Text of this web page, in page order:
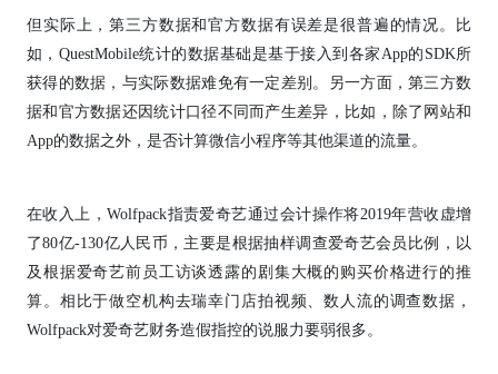
但实际上，第三方数据和官方数据有误差是很普遍的情况。比
如，QuestMobile统计的数据基础是基于接入到各家App的SDK所
获得的数据，与实际数据难免有一定差别。另一方面，第三方数
据和官方数据还因统计口径不同而产生差异，比如，除了网站和
App的数据之外，是否计算微信小程序等其他渠道的流量。
在收入上，Wolfpack指责爱奇艺通过会计操作将2019年营收虚增
了80亿-130亿人民币，主要是根据抽样调查爱奇艺会员比例，以
及根据爱奇艺前员工访谈透露的剧集大概的购买价格进行的推
算。相比于做空机构去瑞幸门店拍视频、数人流的调查数据，
Wolfpack对爱奇艺财务造假指控的说服力要弱很多。